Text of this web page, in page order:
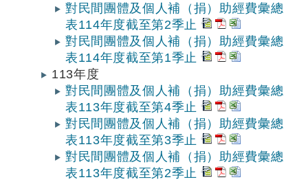
對民間團體及個人補（捐）助經費彙總
表114年度截至第2季止
對民間團體及個人補（捐）助經費彙總
表114年度截至第1季止
113年度
對民間團體及個人補（捐）助經費彙總
表113年度截至第4季止
對民間團體及個人補（捐）助經費彙總
表113年度截至第3季止
對民間團體及個人補（捐）助經費彙總
表113年度截至第2季止